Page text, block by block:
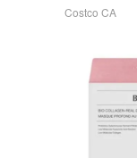
Costco CA